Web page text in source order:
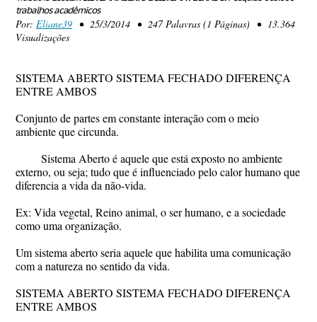
Blog
trabalhos acadêmicos
Por: Eliane39 • 25/3/2014 • 247 Palavras (1 Páginas) • 13.364
Visualizações
SISTEMA ABERTO SISTEMA FECHADO DIFERENÇA
ENTRE AMBOS
Conjunto de partes em constante interação com o meio
ambiente que circunda.
Sistema Aberto é aquele que está exposto no ambiente
externo, ou seja; tudo que é influenciado pelo calor humano que
diferencia a vida da não-vida.
Ex: Vida vegetal, Reino animal, o ser humano, e a sociedade
como uma organização.
Um sistema aberto seria aquele que habilita uma comunicação
com a natureza no sentido da vida.
SISTEMA ABERTO SISTEMA FECHADO DIFERENÇA
ENTRE AMBOS